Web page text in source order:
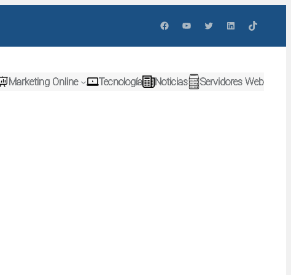
FacebookYouTubeTwitterLinkedInTikTok
Marketing Online Tecnología Noticias Servidores Web